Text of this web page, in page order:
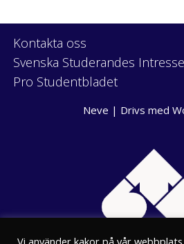
Kontakta oss
Svenska Studerandes
Pro Studentbladet
Neve | Drivs med
Vi använder kakor på vår